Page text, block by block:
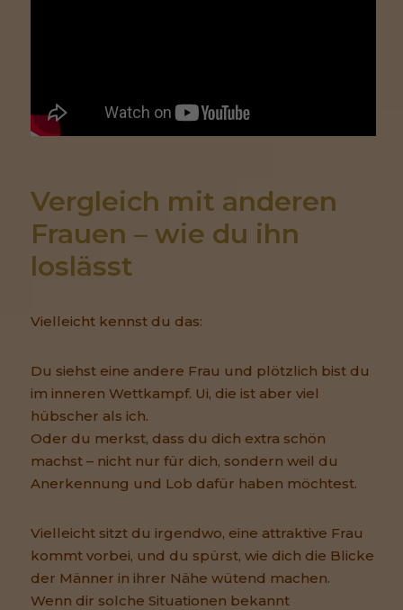
Vergleich mit anderen
Frauen – wie du ihn
loslässt
Vielleicht kennst du das:
Du siehst eine andere Frau und plötzlich bist du
im inneren Wettkampf. Ui, die ist aber viel
hübscher als ich.
Oder du merkst, dass du dich extra schön
machst – nicht nur für dich, sondern weil du
Anerkennung und Lob dafür haben möchtest.
Vielleicht sitzt du irgendwo, eine attraktive Frau
kommt vorbei, und du spürst, wie dich die Blicke
der Männer in ihrer Nähe wütend machen.
Wenn dir solche Situationen bekannt